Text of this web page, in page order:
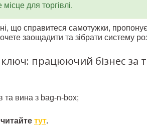
для торгівлі.
що справитеся самотужки,
заощадити та зібрати систему
працюючий бізнес за
та вина з bag-n-box;
тут.